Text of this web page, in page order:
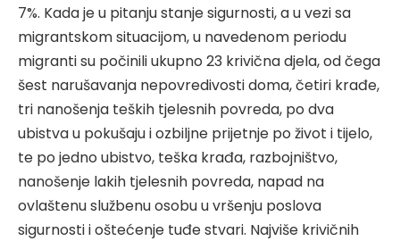
7%. Kada je u pitanju stanje sigurnosti, a u vezi sa
migrantskom situacijom, u navedenom periodu
migranti su počinili ukupno 23 krivična djela, od čega
šest narušavanja nepovredivosti doma, četiri krađe,
tri nanošenja teških tjelesnih povreda, po dva
ubistva u pokušaju i ozbiljne prijetnje po život i tijelo,
te po jedno ubistvo, teška krađa, razbojništvo,
nanošenje lakih tjelesnih povreda, napad na
ovlaštenu službenu osobu u vršenju poslova
sigurnosti i oštećenje tuđe stvari. Najviše krivičnih